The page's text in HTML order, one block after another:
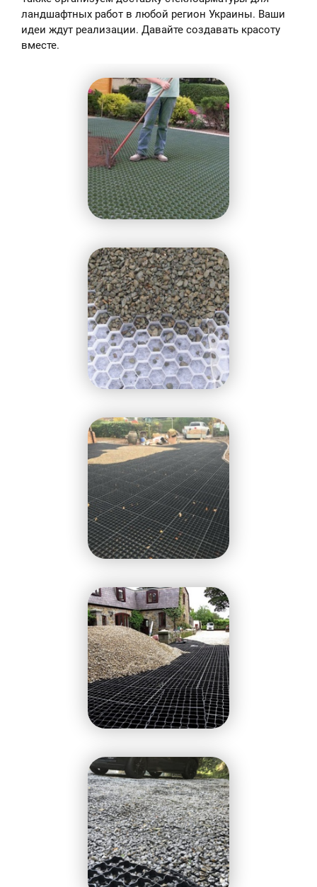
ландшафтных работ в любой регион Украины. Ваши
идеи ждут реализации. Давайте создавать красоту
вместе.